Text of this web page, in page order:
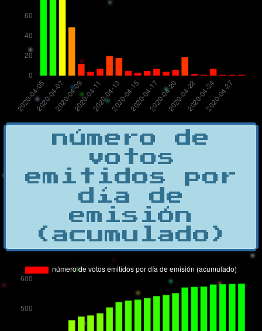
número de
votos
emitidos por
día de
emisión
(acumulado)